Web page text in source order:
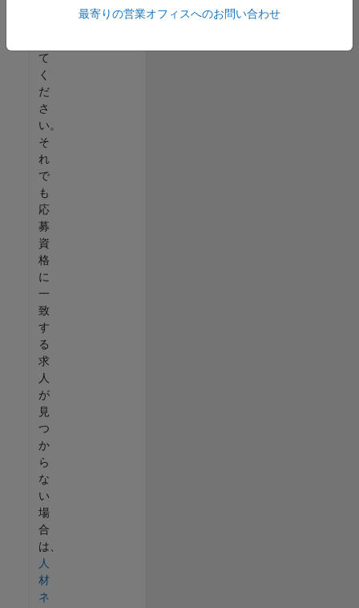
て
く
だ
さ
い。
そ
れ
で
も
応
募
資
格
に
一
致
す
る
求
人
が
見
つ
か
ら
な
い
場
合
は、
人
材
ネ
最寄りの営業オフィスへのお問い合わせ